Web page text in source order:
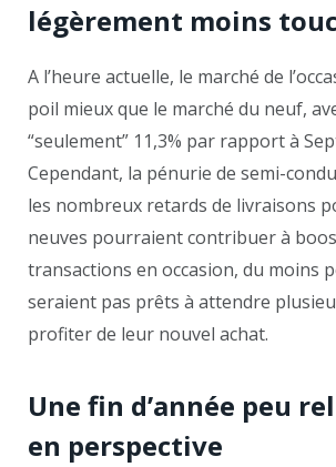
légèrement moins
A l’heure actuelle, le marché de
poil mieux que le marché du neuf,
“seulement” 11,3% par rapport à
Cependant, la pénurie de semi-
les nombreux retards de livraisons
neuves pourraient contribuer à
transactions en occasion, du moins
seraient pas prêts à attendre
profiter de leur nouvel achat.
Une fin d’année peu
en perspective